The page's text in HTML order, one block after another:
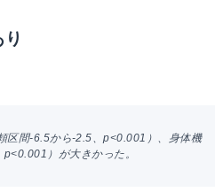
区間-6.5から-2.5、p<0.001）、身体機
）が大きかった。